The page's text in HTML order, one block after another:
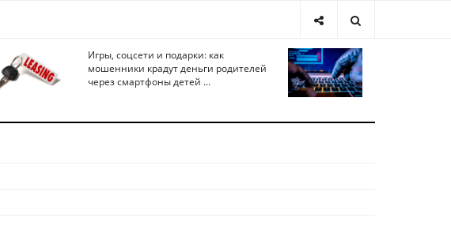
Игры, соцсети и подарки: как
мошенники крадут деньги родителей
через смартфоны детей ...